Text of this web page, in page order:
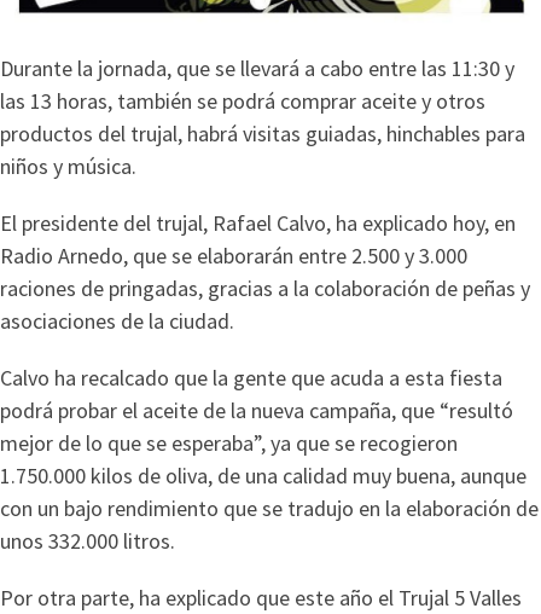
Durante la jornada, que se llevará a cabo entre las 11:30 y
las 13 horas, también se podrá comprar aceite y otros
productos del trujal, habrá visitas guiadas, hinchables para
niños y música.
El presidente del trujal, Rafael Calvo, ha explicado hoy, en
Radio Arnedo, que se elaborarán entre 2.500 y 3.000
raciones de pringadas, gracias a la colaboración de peñas y
asociaciones de la ciudad.
Calvo ha recalcado que la gente que acuda a esta fiesta
podrá probar el aceite de la nueva campaña, que “resultó
mejor de lo que se esperaba”, ya que se recogieron
1.750.000 kilos de oliva, de una calidad muy buena, aunque
con un bajo rendimiento que se tradujo en la elaboración de
unos 332.000 litros.
Por otra parte, ha explicado que este año el Trujal 5 Valles